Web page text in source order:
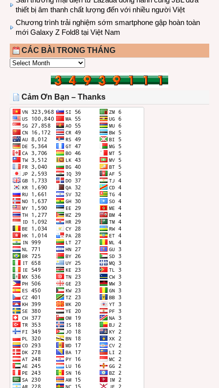
thiết bị âm thanh chất lượng đến với nhiều người Việt
Chương trình trải nghiệm sớm smartphone gập hoàn toàn
mới Galaxy Z Fold8 tại Việt Nam
CÁC BÀI TRONG THÁNG
CÁC
THÁNG
Cảm Ơn Bạn – Thanks